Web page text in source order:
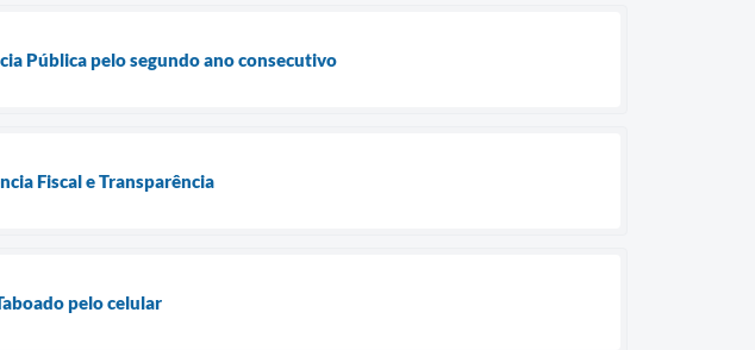
Pública pelo segundo ano consecutivo
Fiscal e Transparência
pelo celular